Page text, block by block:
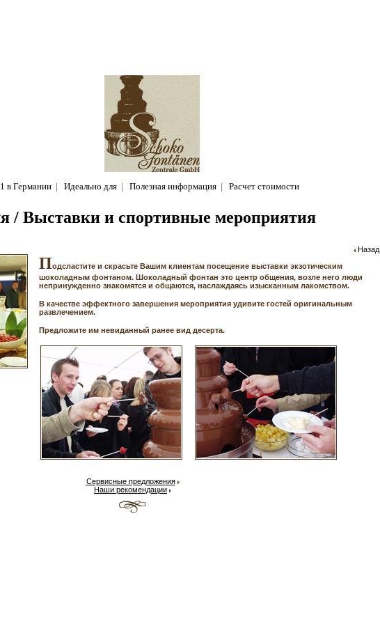
в Германии | Идеально для | Полезная информация | Расчет стоимости
/ Выставки и спортивные мероприятия
Назад
Подсластите и скрасьте Вашим клиентам посещение выставки экзотическим
шоколадным фонтаном. Шоколадный фонтан это центр общения, возле него люди
непринужденно знакомятся и общаются, наслаждаясь изысканным лакомством.
В качестве эффектного завершения мероприятия удивите гостей оригинальным
развлечением.
Предложите им невиданный ранее вид десерта.
Сервисные предложения
Наши рекомендации